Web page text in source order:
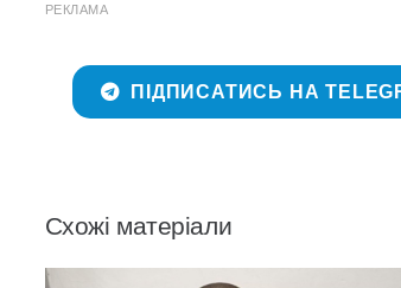
РЕКЛАМА
ПІДПИСАТИСЬ НА
Схожі матеріали